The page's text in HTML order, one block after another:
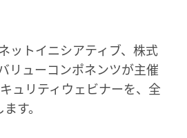
ットイニシアティブ、株式
リューコンポネンツが主催
ュリティウェビナーを、全
す。